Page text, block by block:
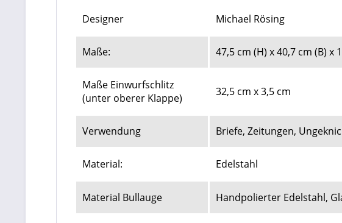
Designer Michael Rösing
Maße: 47,5 cm (H) x 40,7 cm (B) x
Maße Einwurfschlitz
(unter oberer Klappe)
32,5 cm x 3,5 cm
Verwendung Briefe, Zeitungen,
Material: Edelstahl
Material Bullauge Handpolierter Edelstahl,